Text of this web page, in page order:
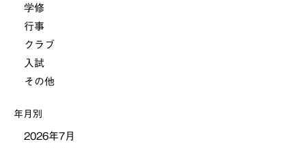
ゲ
ー
ョ
学修
行事
クラブ
入試
その他
年月別
2026年7月